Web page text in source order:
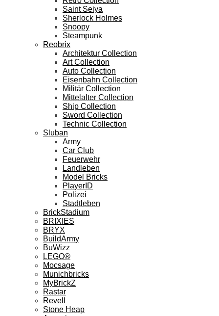
Saint Seiya
Sherlock Holmes
Snoopy
Steampunk
Reobrix
Architektur Collection
Art Collection
Auto Collection
Eisenbahn Collection
Militär Collection
Mittelalter Collection
Ship Collection
Sword Collection
Technic Collection
Sluban
Army
Car Club
Feuerwehr
Landleben
Model Bricks
PlayerID
Polizei
Stadtleben
BrickStadium
BRIXIES
BRYX
BuildArmy
BuWizz
LEGO®
Mocsage
Munichbricks
MyBrickZ
Rastar
Revell
Stone Heap